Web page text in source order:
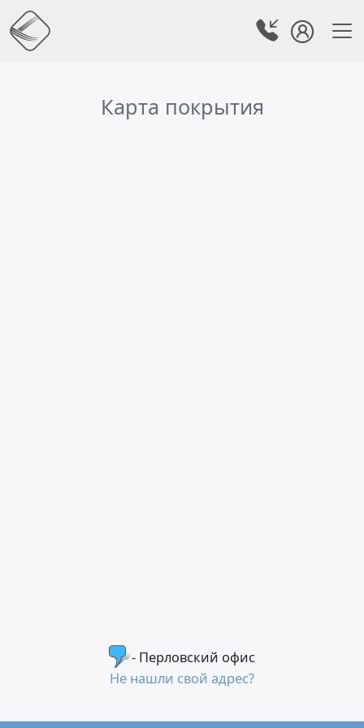
Карта покрытия
- Перловский офис
Не нашли свой адрес?